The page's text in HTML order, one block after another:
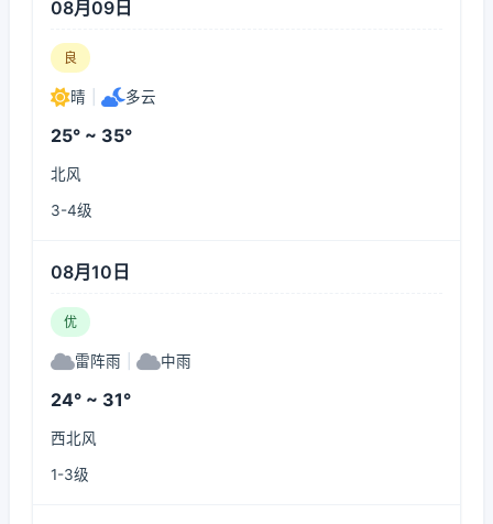
08月09日
良
晴 多云
25° ~ 35°
北风
3-4级
08月10日
优
雷阵雨 中雨
24° ~ 31°
西北风
1-3级